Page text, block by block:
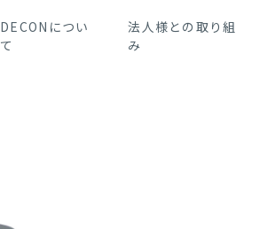
DECONについ
て
法人様との取り組
み